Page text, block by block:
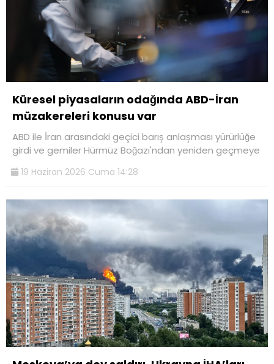
Küresel piyasaların odağında ABD-İran
müzakereleri konusu var
ABD ile İran arasındaki geçici barış anlaşması yürürlüğe
girdi ve gemiler Hürmüz Boğazı'ndan yeniden geçmeye
19 Haziran 2026 Cuma 14:28